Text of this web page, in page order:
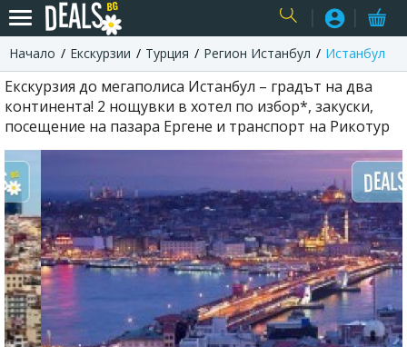
USER
Начало Екскурзии Турция Регион Истанбул Истанбул
Екскурзия до мегаполиса Истанбул – градът на два
континента! 2 нощувки в хотел по избор*, закуски,
посещение на пазара Ергене и транспорт на Рикотур